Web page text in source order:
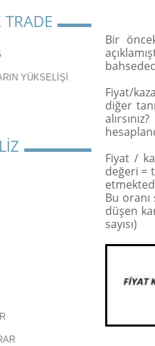
YÜKSELİŞİ
Bir
Fiyat/
diğer
Fiyat /
değeri =
Bu
düşen
sayısı)